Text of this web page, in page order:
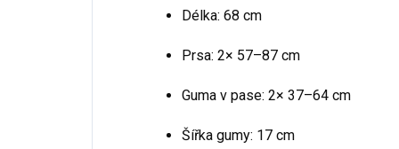
Délka: 68 cm
Prsa: 2× 57–87 cm
Guma v pase: 2× 37–64 cm
Šířka gumy: 17 cm